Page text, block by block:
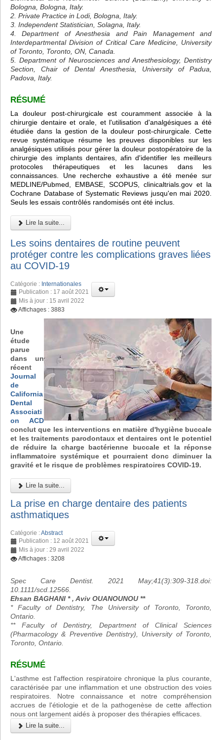
Bologna, Bologna, Italy.
2. Private Practice in Lodi, Bologna, Italy.
3. Independent Statistician, Solagna, Italy.
4. Department of Anesthesia and Pain Management and
Interdepartmental Division of Critical Care Medicine, University
of Toronto, Toronto, ON, Canada.
5. Department of Neurosciences and Anesthesiology, Dentistry
Section, Chair of Dental Anesthesia, University of Padua,
Padova, Italy.
RÉSUMÉ
La douleur post-chirurgicale est couramment associée à la
chirurgie dentaire et orale, et l'utilisation d'analgésiques a été
étudiée dans la gestion de la douleur post-chirurgicale. Cette
revue systématique résume les preuves disponibles sur les
analgésiques utilisés pour gérer la douleur postopératoire de la
chirurgie des implants dentaires, afin d'identifier les meilleurs
protocoles thérapeutiques et les lacunes dans les
connaissances. Une recherche exhaustive a été menée sur
MEDLINE/Pubmed, EMBASE, SCOPUS, clinicaltrials.gov et la
Cochrane Database of Systematic Reviews jusqu'en mai 2020.
Seuls les essais contrôlés randomisés ont été inclus.
Lire la suite...
Les soins dentaires de routine peuvent
protéger contre les complications graves liées
au COVID-19
Catégorie : Internationales
Publication : 17 août 2021
Mis à jour : 15 avril 2022
Affichages : 3883
Une
étude
parue
dans un
récent
Journal
de
California
Dental
Associati
on ACD
conclut que les interventions en matière d'hygiène buccale
et les traitements parodontaux et dentaires ont le potentiel
de réduire la charge bactérienne buccale et la réponse
inflammatoire systémique et pourraient donc diminuer la
gravité et le risque de problèmes respiratoires COVID-19.
Lire la suite...
La prise en charge dentaire des patients
asthmatiques
Catégorie :Abstract
Publication : 12 août 2021
Mis à jour : 29 avril 2022
Affichages : 3208
Spec Care Dentist. 2021 May;41(3):309-318.doi:
10.1111/scd.12566.
Ehsan BAGHANI * , Aviv OUANOUNOU **
* Faculty of Dentistry, The University of Toronto, Toronto,
Ontario.
** Faculty of Dentistry, Department of Clinical Sciences
(Pharmacology & Preventive Dentistry), University of Toronto,
Toronto, Ontario.
RÉSUMÉ
L'asthme est l'affection respiratoire chronique la plus courante,
caractérisée par une inflammation et une obstruction des voies
respiratoires. Notre connaissance et notre compréhension
accrues de l'étiologie et de la pathogenèse de cette affection
nous ont largement aidés à proposer des thérapies efficaces.
Lire la suite...